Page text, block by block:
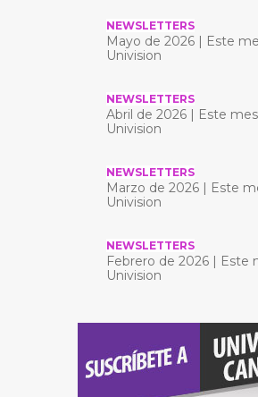
NEWSLETTERS
Mayo de 2026 | Este
Univision
NEWSLETTERS
Abril de 2026 | Este
Univision
NEWSLETTERS
Marzo de 2026 | Este
Univision
NEWSLETTERS
Febrero de 2026 | Este
Univision